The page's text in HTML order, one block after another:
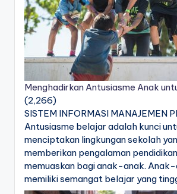
Menghadirkan Antusiasme Anak
(2,266)
SISTEM INFORMASI MANAJEMEN
Antusiasme belajar adalah kunci
menciptakan lingkungan sekolah
memberikan pengalaman
memuaskan bagi anak-anak.
memiliki semangat belajar yang